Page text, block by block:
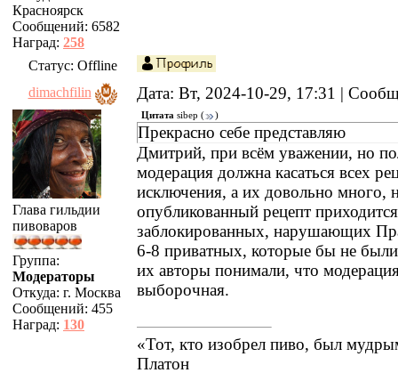
Красноярск
Сообщений: 6582
Наград: 258
Статус: Offline
dimachfilin
Дата: Вт, 2024-10-29, 17:31 |
Глава гильдии
пивоваров
Группа:
Модераторы
Откуда: г. Москва
Сообщений: 455
Наград: 130
Цитата sibep ( )
Прекрасно себе представляю
Дмитрий, при всём уважении, но
модерация должна касаться всех
исключения, а их довольно много,
опубликованный рецепт
заблокированных, нарушающих
6-8 приватных, которые бы не
их авторы понимали, что
выборочная.
«Тот, кто изобрел пиво, был
Платон